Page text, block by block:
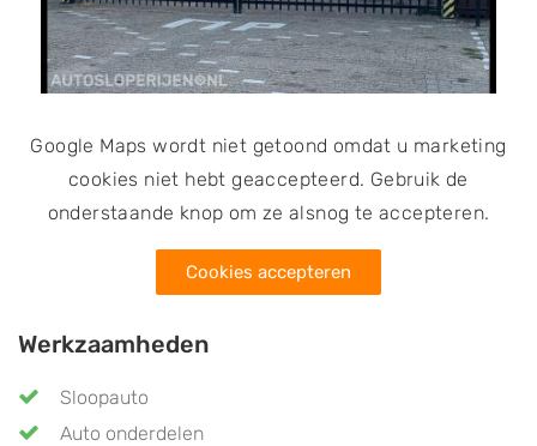
Google Maps wordt niet getoond omdat u marketing
cookies niet hebt geaccepteerd. Gebruik de
onderstaande knop om ze alsnog te accepteren.
Cookies accepteren
Werkzaamheden
Sloopauto
Auto onderdelen